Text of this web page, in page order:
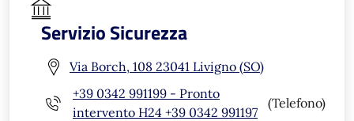
Servizio Sicurezza
Via Borch, 108 23041 Livigno (SO)
+39 0342 991199 - Pronto
intervento H24 +39 0342 991197
(Telefono)